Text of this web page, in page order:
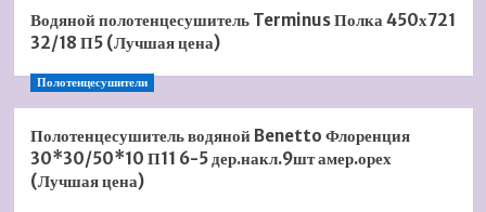
Водяной полотенцесушитель Terminus Полка 450х721
32/18 П5 (Лучшая цена)
Полотенцесушители
Полотенцесушитель водяной Benetto Флоренция
30*30/50*10 П11 6-5 дер.накл.9шт амер.орех
(Лучшая цена)